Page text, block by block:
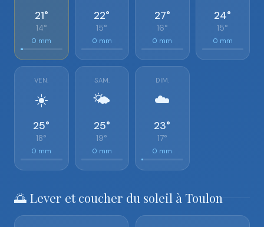
21°
14°
0 mm
22°
15°
0 mm
27°
16°
0 mm
24°
15°
0 mm
VEN.
☀️
25°
18°
0 mm
SAM.
🌤️
25°
19°
0 mm
DIM.
☁️
23°
17°
0 mm
🌅 Lever et coucher du soleil à Toulon